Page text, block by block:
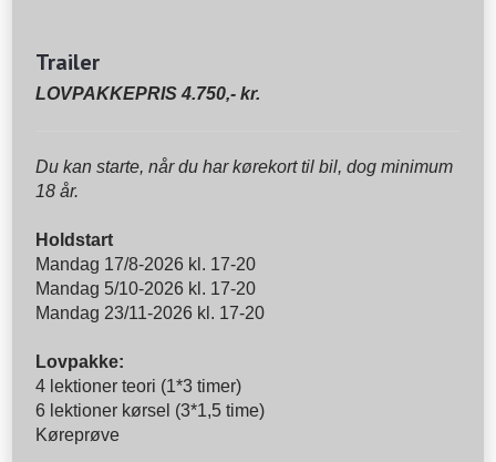
Trailer
LOVPAKKEPRIS 4.750,- kr.
Du kan starte, når du har kørekort til bil, dog minimum
18 år.
Holdstart
Mandag 17/8-2026 kl. 17-20
Mandag 5/10-2026 kl. 17-20
Mandag 23/11-2026 kl. 17-20
Lovpakke:
4 lektioner teori (1*3 timer)
6 lektioner kørsel (3*1,5 time)
Køreprøve